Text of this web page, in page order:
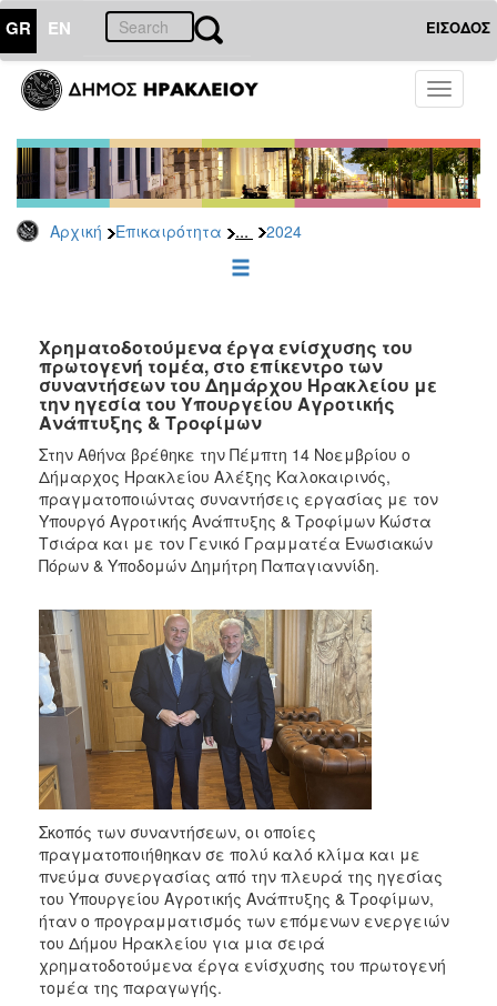
GR EN ΕΙΣΟΔΟΣ
Toggle
Αρχική Επικαιρότητα ... 2024
ΕΠΙΚΑΙΡΟΤΗΤΑ
Τύπου
Αρχείο
2026
2025
2022
2021
2020
2019
2018
2017
2016
2015
2013
2012
2011
2010
2006
ΔΗΜΟΤΗΣ
ΕΠΙΣΚΕΠΤΗΣ
ΗΡΑΚΛΕΙΟ
Χρηματοδοτούμενα έργα ενίσχυσης του
πρωτογενή τομέα, στο επίκεντρο των
συναντήσεων του Δημάρχου Ηρακλείου με
την ηγεσία του Υπουργείου Αγροτικής
Ανάπτυξης & Τροφίμων
Στην Αθήνα βρέθηκε την Πέμπτη 14 Νοεμβρίου ο
Δήμαρχος Ηρακλείου Αλέξης Καλοκαιρινός,
πραγματοποιώντας συναντήσεις εργασίας με τον
Υπουργό Αγροτικής Ανάπτυξης & Τροφίμων Κώστα
Τσιάρα και με τον Γενικό Γραμματέα Ενωσιακών
Πόρων & Υποδομών Δημήτρη Παπαγιαννίδη.
Σκοπός των συναντήσεων, οι οποίες
πραγματοποιήθηκαν σε πολύ καλό κλίμα και με
πνεύμα συνεργασίας από την πλευρά της ηγεσίας
του Υπουργείου Αγροτικής Ανάπτυξης & Τροφίμων,
ήταν ο προγραμματισμός των επόμενων ενεργειών
του Δήμου Ηρακλείου για μια σειρά
χρηματοδοτούμενα έργα ενίσχυσης του πρωτογενή
τομέα της παραγωγής.